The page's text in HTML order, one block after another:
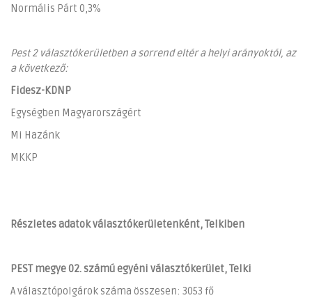
Normális Párt 0,3%
Pest 2 választókerületben a sorrend eltér a helyi arányoktól, az
a következő:
Fidesz-KDNP
Egységben Magyarországért
Mi Hazánk
MKKP
Részletes adatok választókerületenként, Telkiben
PEST megye 02. számú egyéni választókerület, Telki
A választópolgárok száma összesen: 3053 fő